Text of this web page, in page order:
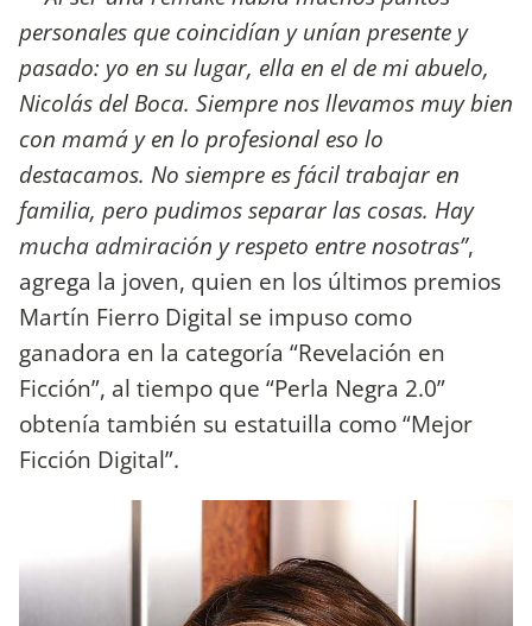
personales que coincidían y unían presente y
pasado: yo en su lugar, ella en el de mi abuelo,
Nicolás del Boca. Siempre nos llevamos muy bien
con mamá y en lo profesional eso lo
destacamos. No siempre es fácil trabajar en
familia, pero pudimos separar las cosas. Hay
mucha admiración y respeto entre nosotras”,
agrega la joven, quien en los últimos premios
Martín Fierro Digital se impuso como
ganadora en la categoría “Revelación en
Ficción”, al tiempo que “Perla Negra 2.0”
obtenía también su estatuilla como “Mejor
Ficción Digital”.